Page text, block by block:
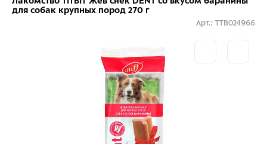
для собак крупных пород 270 г
Арт.: TTB024966